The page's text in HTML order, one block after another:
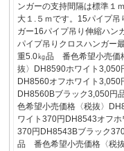
ンガーの支持間隔は標準１
大１.５ｍです。15パイプ吊
ガー16パイプ吊り伸縮ハン
パイプ吊りクロスハンガー
重5.0㎏品 番色希望小売価
抜〉DH8590ホワイト3,050
DH8560オフホワイト3,050
DH8560Bブラック3,050円
色希望小売価格〈税抜〉
ワイト370円DH8543オフホ
370円DH8543Bブラック
品 番色希望小売価格〈税抜